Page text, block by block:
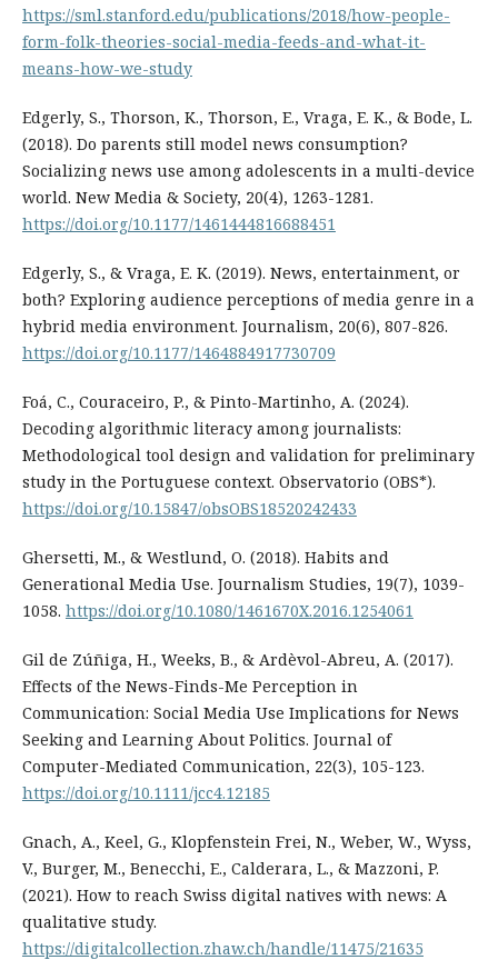
https://sml.stanford.edu/publications/2018/how-people-
form-folk-theories-social-media-feeds-and-what-it-
means-how-we-study
Edgerly, S., Thorson, K., Thorson, E., Vraga, E. K., & Bode, L.
(2018). Do parents still model news consumption?
Socializing news use among adolescents in a multi-device
world. New Media & Society, 20(4), 1263-1281.
https://doi.org/10.1177/1461444816688451
Edgerly, S., & Vraga, E. K. (2019). News, entertainment, or
both? Exploring audience perceptions of media genre in a
hybrid media environment. Journalism, 20(6), 807-826.
https://doi.org/10.1177/1464884917730709
Foá, C., Couraceiro, P., & Pinto-Martinho, A. (2024).
Decoding algorithmic literacy among journalists:
Methodological tool design and validation for preliminary
study in the Portuguese context. Observatorio (OBS*).
https://doi.org/10.15847/obsOBS18520242433
Ghersetti, M., & Westlund, O. (2018). Habits and
Generational Media Use. Journalism Studies, 19(7), 1039-
1058. https://doi.org/10.1080/1461670X.2016.1254061
Gil de Zúñiga, H., Weeks, B., & Ardèvol-Abreu, A. (2017).
Effects of the News-Finds-Me Perception in
Communication: Social Media Use Implications for News
Seeking and Learning About Politics. Journal of
Computer-Mediated Communication, 22(3), 105-123.
https://doi.org/10.1111/jcc4.12185
Gnach, A., Keel, G., Klopfenstein Frei, N., Weber, W., Wyss,
V., Burger, M., Benecchi, E., Calderara, L., & Mazzoni, P.
(2021). How to reach Swiss digital natives with news: A
qualitative study.
https://digitalcollection.zhaw.ch/handle/11475/21635